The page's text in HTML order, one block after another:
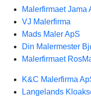
Malerfirmaet Jama
VJ Malerfirma
Mads Maler ApS
Din Malermester
Malerfirmaet
K&C Malerfirma
Langelands